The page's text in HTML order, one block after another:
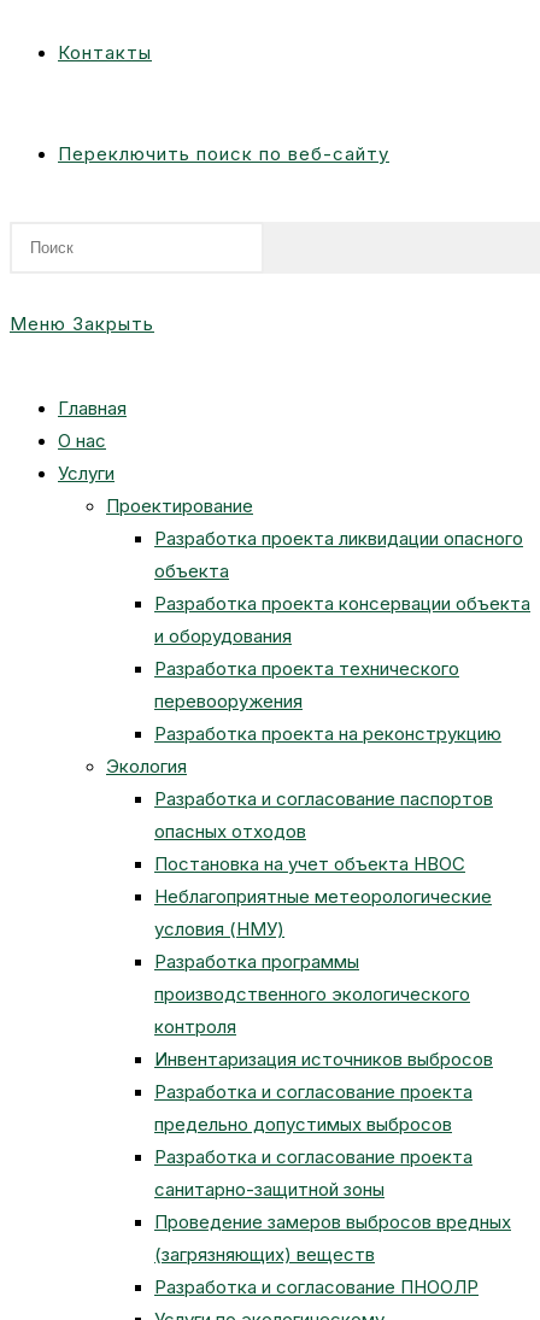
Контакты
Переключить поиск по веб-сайту
Меню Закрыть
Главная
О нас
Услуги
Проектирование
Разработка проекта ликвидации опасного
объекта
Разработка проекта консервации объекта
и оборудования
Разработка проекта технического
перевооружения
Разработка проекта на реконструкцию
Экология
Разработка и согласование паспортов
опасных отходов
Постановка на учет объекта НВОС
Неблагоприятные метеорологические
условия (НМУ)
Разработка программы
производственного экологического
контроля
Инвентаризация источников выбросов
Разработка и согласование проекта
предельно допустимых выбросов
Разработка и согласование проекта
санитарно-защитной зоны
Проведение замеров выбросов вредных
(загрязняющих) веществ
Разработка и согласование ПНООЛР